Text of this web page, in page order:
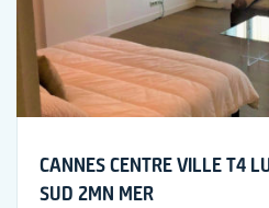
CANNES CENTRE VILLE T4
SUD 2MN MER